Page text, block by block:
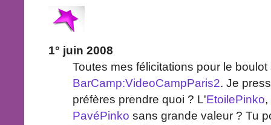
1° juin 2008
Toutes mes félicitations pour le
BarCamp:VideoCampParis2. Je
préfères prendre quoi ? L'EtoilePinko
PavéPinko sans grande valeur ? Tu